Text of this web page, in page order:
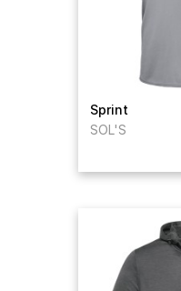
Sprint
SOL'S